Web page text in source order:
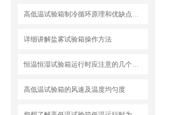
详细讲解盐雾试验箱操作方法
高低温试验箱的风速及温度均匀度